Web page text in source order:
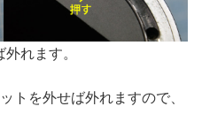
れます。
トを外せば外れますので、